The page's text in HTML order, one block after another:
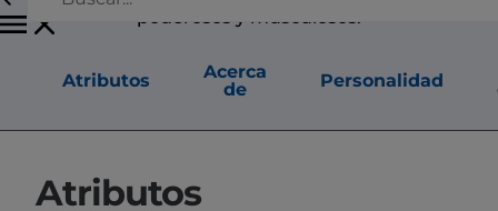
poderosos y musculosos.
Atributos
Acerca
de
Personalidad
Atributos